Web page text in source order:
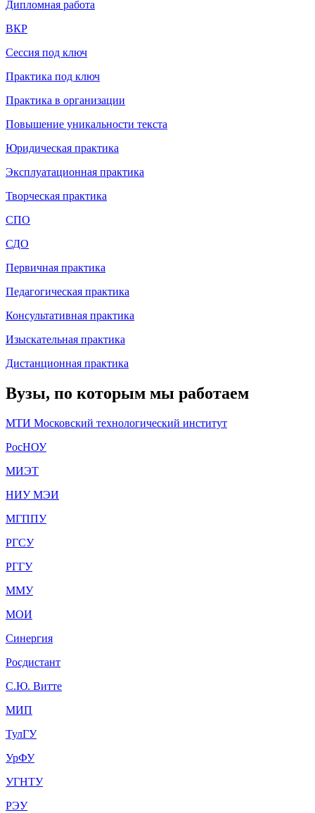
Дипломная работа
ВКР
Сессия под ключ
Практика под ключ
Практика в организации
Повышение уникальности текста
Юридическая практика
Эксплуатационная практика
Творческая практика
СПО
СДО
Первичная практика
Педагогическая практика
Консультативная практика
Изыскательная практика
Дистанционная практика
Вузы, по которым мы работаем
МТИ Московский технологический институт
РосНОУ
МИЭТ
НИУ МЭИ
МГППУ
РГСУ
РГГУ
ММУ
МОИ
Синергия
Росдистант
С.Ю. Витте
МИП
ТулГУ
УрФУ
УГНТУ
РЭУ